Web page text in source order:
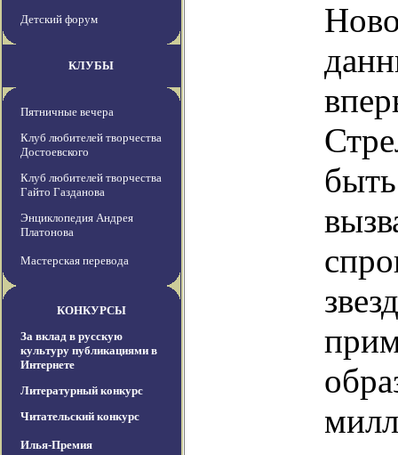
Детский форум
КЛУБЫ
Пятничные вечера
Клуб любителей творчества
Достоевского
Клуб любителей творчества
Гайто Газданова
Энциклопедия Андрея
Платонова
Мастерская перевода
КОНКУРСЫ
За вклад в русскую
культуру публикациями в
Интернете
Литературный конкурс
Читательский конкурс
Илья-Премия